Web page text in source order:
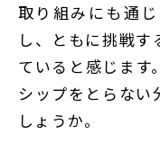
取り組みにも通
し、ともに挑戦
ていると感じます
シップをとらない
しょうか。